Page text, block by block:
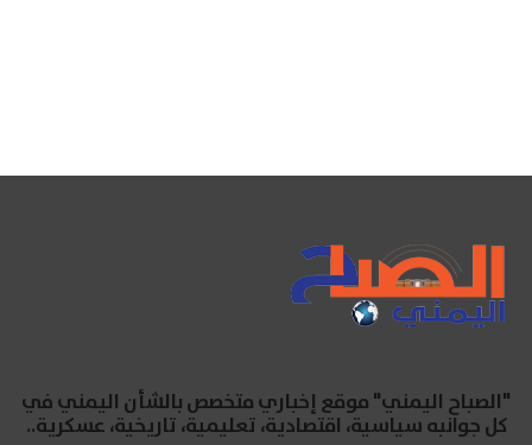
"الصباح اليمني" موقع إخباري متخصص بالشأن اليمني في
كل جوانبه سياسية، اقتصادية، تعليمية، تاريخية، عسكرية..